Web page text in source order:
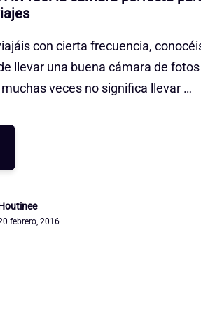
con cierta frecuencia,
llevar una buena cámara de fotos
veces no significa llevar …
febrero, 2016